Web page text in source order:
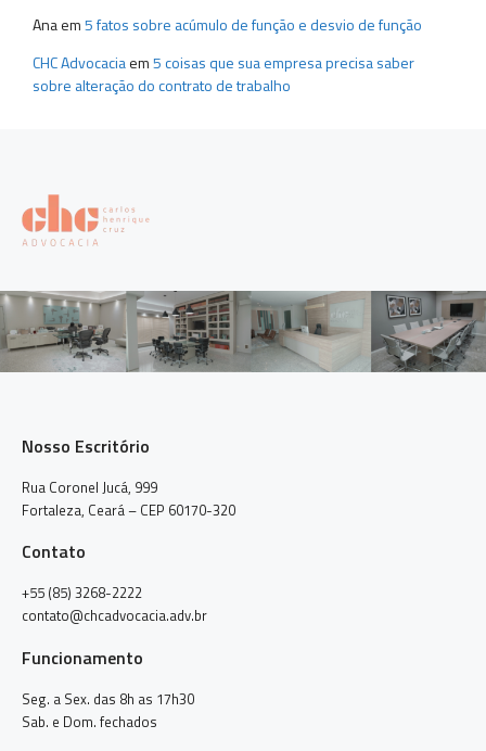
Anaem5 fatos sobre acúmulo de função e desvio de função
CHC Advocaciaem5 coisas que sua empresa precisa saber
sobre alteração do contrato de trabalho
Nosso Escritório
Rua Coronel Jucá, 999
Fortaleza, Ceará – CEP 60170-320
Contato
+55 (85) 3268-2222
contato@chcadvocacia.adv.br
Funcionamento
Seg. a Sex. das 8h as 17h30
Sab. e Dom. fechados